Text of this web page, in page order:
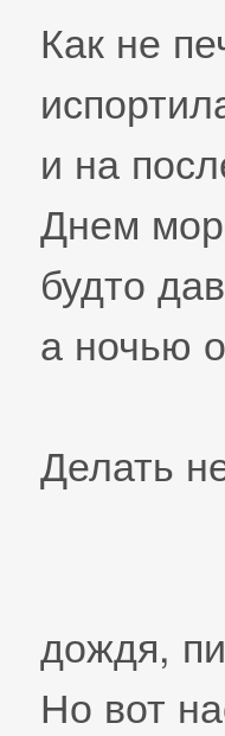
Как не
и на
Днем
будто
а ночью
Делать
дождя,
Но вот